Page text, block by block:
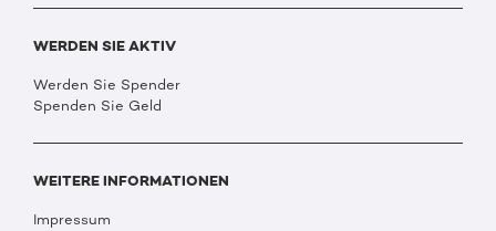
WERDEN SIE AKTIV
Werden Sie Spender
Spenden Sie Geld
WEITERE INFORMATIONEN
Impressum